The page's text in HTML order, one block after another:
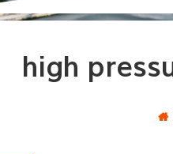
high